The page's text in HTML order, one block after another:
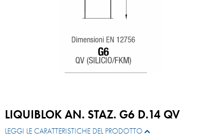
LIQUIBLOK AN. STAZ. G6 D.14 QV
LEGGI LE CARATTERISTICHE DEL PRODOTTO